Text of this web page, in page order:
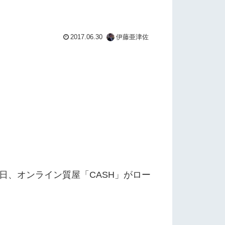
2017.06.30 伊藤亜津佐
、オンライン質屋「CASH」がロー